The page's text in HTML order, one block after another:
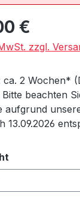
€
zzgl.
ca. 2 Wochen*
beachten
aufgrund
13.09.2026